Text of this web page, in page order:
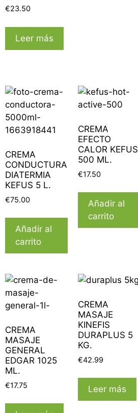
€23.50
Leer más
CREMA
CONDUCTURA
DIATERMIA
KEFUS 5 L.
€75.00
Añadir al
carrito
CREMA
EFECTO
CALOR KEFUS
500 ML.
€17.50
Añadir al
carrito
CREMA
MASAJE
GENERAL
EDGAR 1025
ML.
€17.75
CREMA
MASAJE
KINEFIS
DURAPLUS 5
KG.
€42.99
Leer más